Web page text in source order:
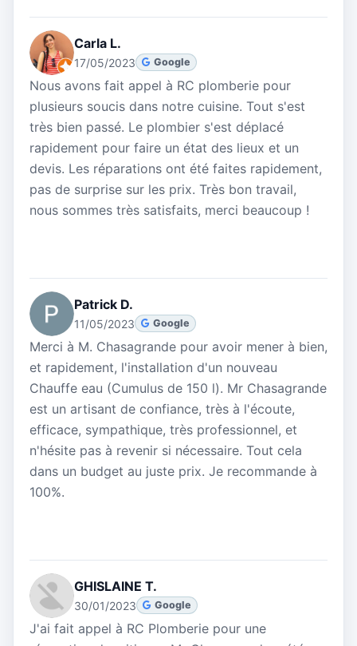
Carla L.
17/05/2023 Google
Nous avons fait appel à RC plomberie pour
plusieurs soucis dans notre cuisine. Tout s'est
très bien passé. Le plombier s'est déplacé
rapidement pour faire un état des lieux et un
devis. Les réparations ont été faites rapidement,
pas de surprise sur les prix. Très bon travail,
nous sommes très satisfaits, merci beaucoup !
Patrick D.
11/05/2023 Google
Merci à M. Chasagrande pour avoir mener à bien,
et rapidement, l'installation d'un nouveau
Chauffe eau (Cumulus de 150 l). Mr Chasagrande
est un artisant de confiance, très à l'écoute,
efficace, sympathique, très professionnel, et
n'hésite pas à revenir si nécessaire. Tout cela
dans un budget au juste prix. Je recommande à
100%.
GHISLAINE T.
30/01/2023 Google
J'ai fait appel à RC Plomberie pour une